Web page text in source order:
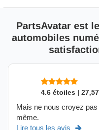
PartsAvatar est
automobiles
4.6 étoiles |
Mais ne nous croyez
même.
Lire tous les avis